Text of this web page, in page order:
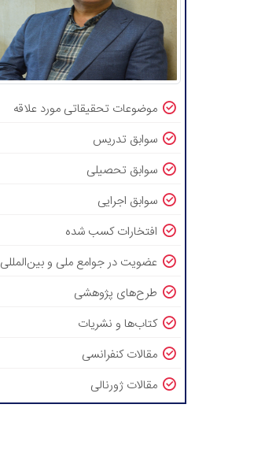
موضوعات تحقیقاتی مورد علاقه
سوابق تدریس
سوابق تحصیلی
سوابق اجرایی
افتخارات کسب شده
عضویت در جوامع ملی و بین‌المللی
طرح‌های پژوهشی
کتاب‌ها و نشریات
مقالات کنفرانسی
مقالات ژورنالی